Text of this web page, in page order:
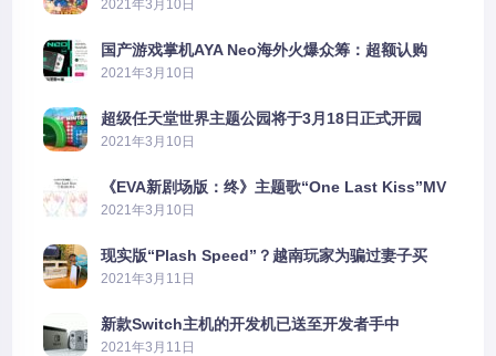
2021年3月10日
国产游戏掌机AYA Neo海外火爆众筹：超额认购
2606%
2021年3月10日
超级任天堂世界主题公园将于3月18日正式开园
2021年3月10日
《EVA新剧场版：终》主题歌“One Last Kiss”MV
公布
2021年3月10日
现实版“Plash Speed”？越南玩家为骗过妻子买
PS5上演好戏
2021年3月11日
新款Switch主机的开发机已送至开发者手中
2021年3月11日